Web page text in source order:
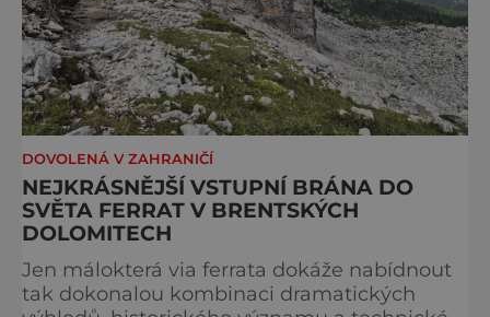
DOVOLENÁ V ZAHRANIČÍ
NEJKRÁSNĚJŠÍ VSTUPNÍ BRÁNA DO
SVĚTA FERRAT V BRENTSKÝCH
DOLOMITECH
Jen málokterá via ferrata dokáže nabídnout
tak dokonalou kombinaci dramatických